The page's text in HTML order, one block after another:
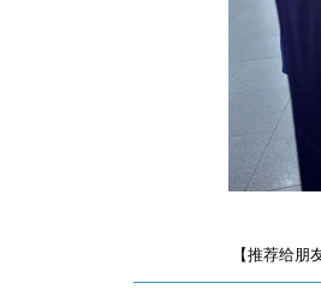
【推荐给朋